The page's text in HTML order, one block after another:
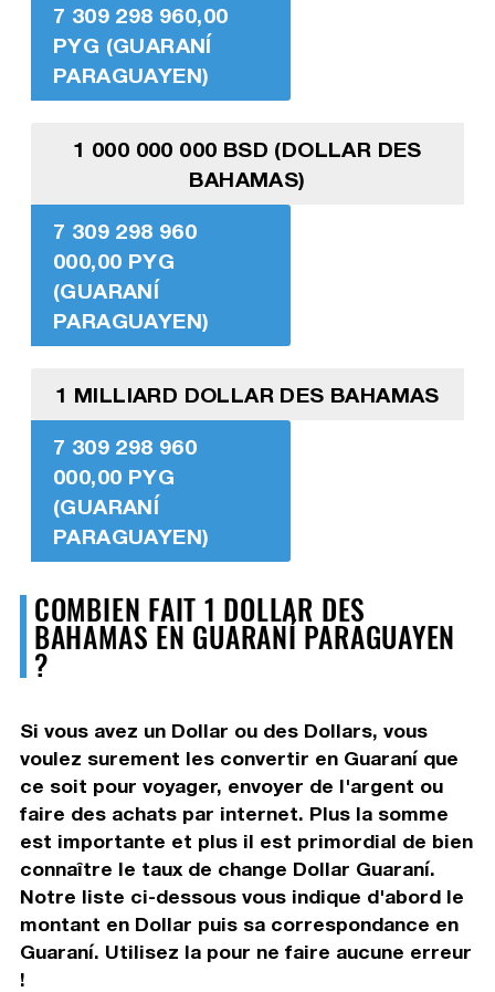
7 309 298 960,00
PYG (GUARANÍ
PARAGUAYEN)
1 000 000 000 BSD (DOLLAR DES
BAHAMAS)
7 309 298 960
000,00 PYG
(GUARANÍ
PARAGUAYEN)
1 MILLIARD DOLLAR DES BAHAMAS
7 309 298 960
000,00 PYG
(GUARANÍ
PARAGUAYEN)
COMBIEN FAIT 1 DOLLAR DES
BAHAMAS EN GUARANÍ PARAGUAYEN
?
Si vous avez un Dollar ou des Dollars, vous
voulez surement les convertir en Guaraní que
ce soit pour voyager, envoyer de l'argent ou
faire des achats par internet. Plus la somme
est importante et plus il est primordial de bien
connaître le taux de change Dollar Guaraní.
Notre liste ci-dessous vous indique d'abord le
montant en Dollar puis sa correspondance en
Guaraní. Utilisez la pour ne faire aucune erreur
!